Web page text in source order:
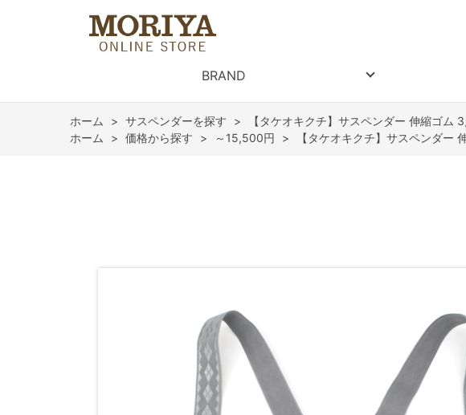
BRAND
ホーム > サスペンダーを探す >
【タケオキクチ】サスペンダー 伸縮ゴ
ホーム
> 価格から探す > ～15,500円 > 【タケオキクチ】サスペンダ